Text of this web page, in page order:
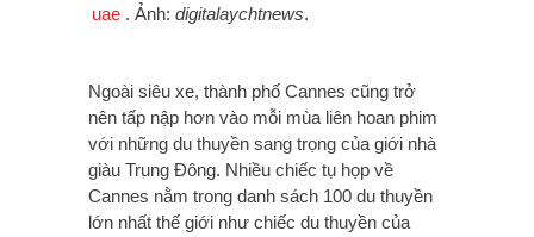
uae . Ảnh: digitalaychtnews.
Ngoài siêu xe, thành phố Cannes cũng trở
nên tấp nập hơn vào mỗi mùa liên hoan phim
với những du thuyền sang trọng của giới nhà
giàu Trung Đông. Nhiều chiếc tụ họp về
Cannes nằm trong danh sách 100 du thuyền
lớn nhất thế giới như chiếc du thuyền của